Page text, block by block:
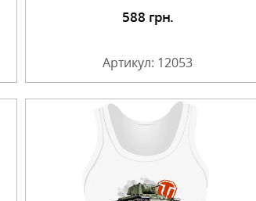
588 грн.
Артикул: 12053
Подробнее